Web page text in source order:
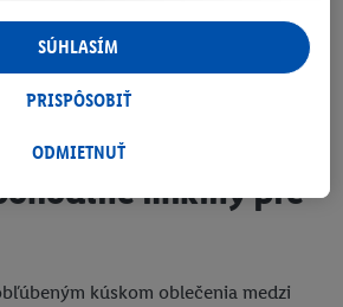
mikiny pre
kúskom oblečenia medzi
v rámci služieb Lidl aj mimo nich. Ak
Lidl Plus, na tieto účely sa spracúvajú
správania v obchode.
Lidl Plus alebo sa prihlásite do svojho
identifikátor z e-mailovej adresy,
sme vás mohli rozpoznať v službách
Na tento účel môže byť vaša
ODMIETNUŤ
PRISPÔSOBIŤ
SÚHLASÍM